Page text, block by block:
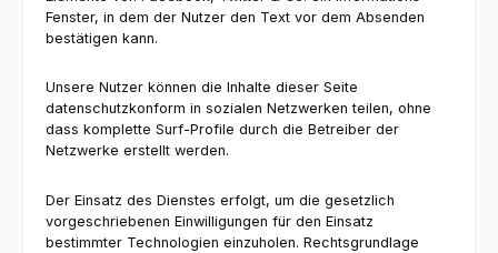
Fenster, in dem der Nutzer den Text vor dem Absenden
bestätigen kann.
Unsere Nutzer können die Inhalte dieser Seite
datenschutzkonform in sozialen Netzwerken teilen, ohne
dass komplette Surf-Profile durch die Betreiber der
Netzwerke erstellt werden.
Der Einsatz des Dienstes erfolgt, um die gesetzlich
vorgeschriebenen Einwilligungen für den Einsatz
bestimmter Technologien einzuholen. Rechtsgrundlage